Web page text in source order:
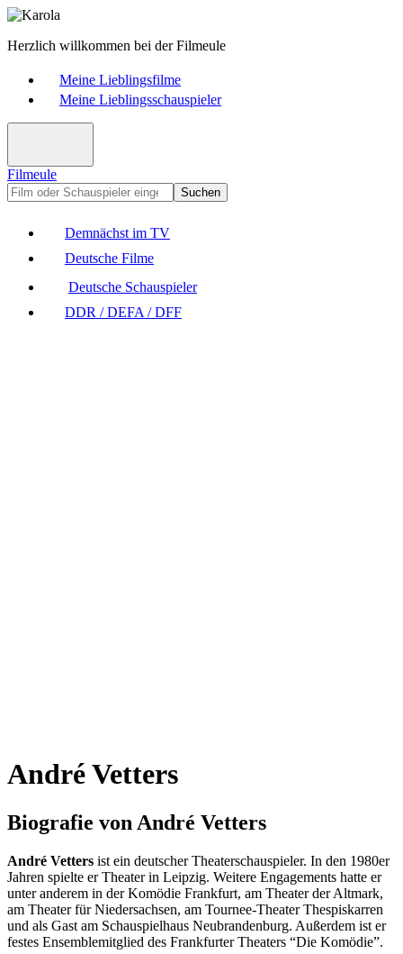
Herzlich willkommen bei der Filmeule
Meine Lieblingsfilme
Meine Lieblingsschauspieler
Filmeule
Suchen
Demnächst im TV
Deutsche Filme
Deutsche Schauspieler
DDR / DEFA / DFF
André Vetters
Biografie von André Vetters
André Vetters ist ein deutscher Theaterschauspieler. In den 1980er
Jahren spielte er Theater in Leipzig. Weitere Engagements hatte er
unter anderem in der Komödie Frankfurt, am Theater der Altmark,
am Theater für Niedersachsen, am Tournee-Theater Thespiskarren
und als Gast am Schauspielhaus Neubrandenburg. Außerdem ist er
festes Ensemblemitglied des Frankfurter Theaters “Die Komödie”.